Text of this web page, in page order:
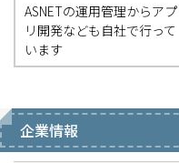
ASNETの運用管理からアプ
リ開発なども自社で行って
います
企業情報